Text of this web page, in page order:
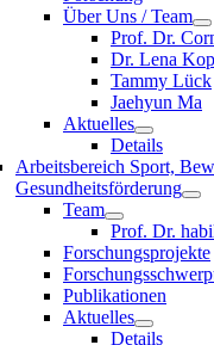
Über Uns / Team
Prof. Dr.
Dr. Lena
Tammy Lück
Jaehyun Ma
Aktuelles
Details
Arbeitsbereich Sport,
Gesundheitsförderung
Team
Prof. Dr.
Forschungsprojekte
Publikationen
Aktuelles
Details